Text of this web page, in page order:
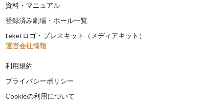
資料・マニュアル
登録済み劇場・ホール一覧
teketロゴ・プレスキット（メディアキット）
運営会社情報
利用規約
プライバシーポリシー
Cookieの利用について